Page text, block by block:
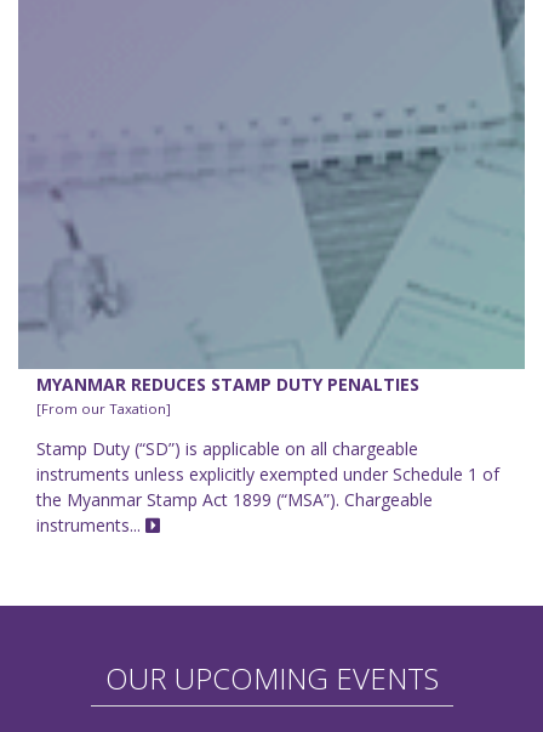
MYANMAR REDUCES STAMP DUTY PENALTIES
[From our Taxation]
Stamp Duty (“SD”) is applicable on all chargeable
instruments unless explicitly exempted under Schedule 1 of
the Myanmar Stamp Act 1899 (“MSA”). Chargeable
instruments...
OUR UPCOMING EVENTS